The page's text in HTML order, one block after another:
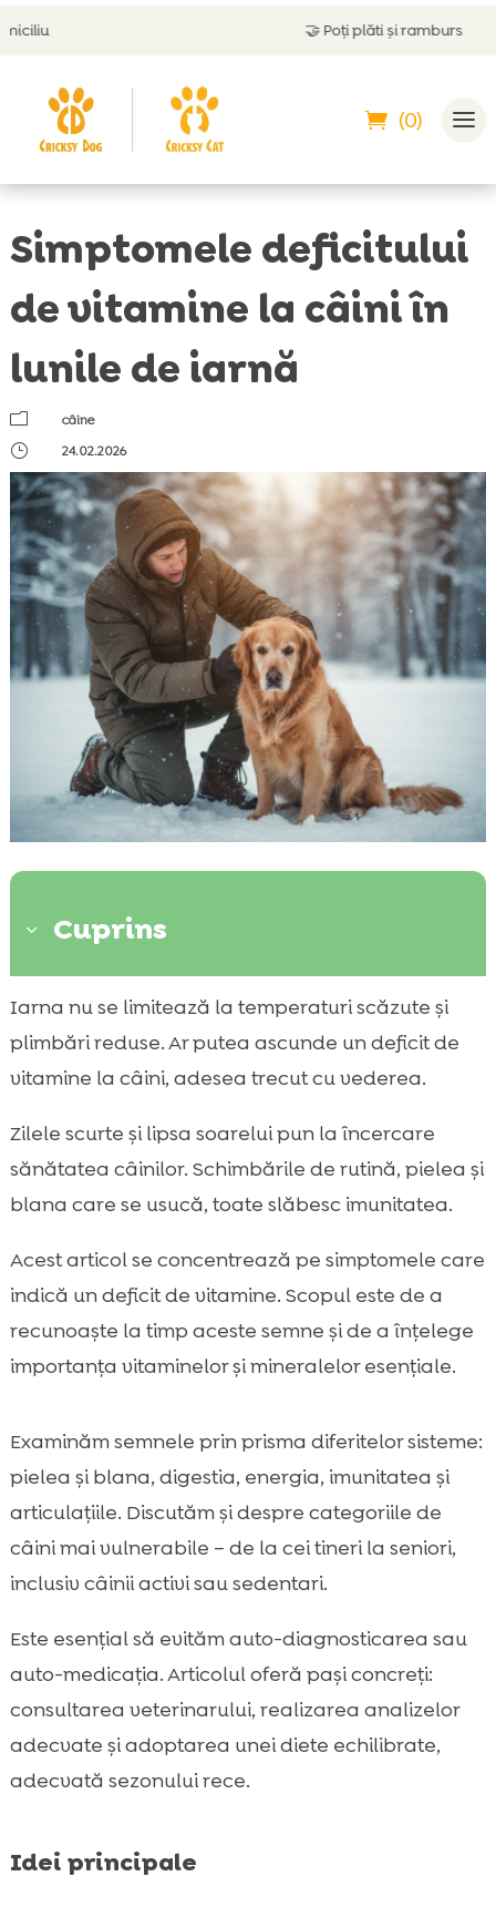
Poți plăti și ramburs
(0)
Simptomele deficitului
de vitamine la câini în
lunile de iarnă
m
câine
}
24.02.2026
3 Cuprins
 De ce apar mai des carențele de vitamine
la câini iarna
câine iarnă simptome deficit vitamine
deficit de vitamine
 Piele uscată, mătreață și blană ternă în
sezonul rece
lunile de iarnă
 Probleme digestive și apetit instabil
 Oboseală, apatie și schimbări de
comportament
Vulnerabilități pe grupe de vârstă și stil de
viață

Diagnostic corect: cum confirmăm deficitul
de vitamine
 Prevenție prin alimentație: cum alegem o

Recomandările noastre: CricksyDog și
suplimente utile pentru iarnă
 Concluzie
 FAQ
Iarna nu se limitează la temperaturi scăzute și
plimbări reduse. Ar putea ascunde un deficit de
vitamine la câini, adesea trecut cu vederea.
Zilele scurte și lipsa soarelui pun la încercare
sănătatea câinilor. Schimbările de rutină, pielea și
blana care se usucă, toate slăbesc imunitatea.
Acest articol se concentrează pe simptomele care
indică un deficit de vitamine. Scopul este de a
recunoaște la timp aceste semne și de a înțelege
importanța vitaminelor și mineralelor esențiale.
Examinăm semnele prin prisma diferitelor sisteme:
pielea și blana, digestia, energia, imunitatea și
articulațiile. Discutăm și despre categoriile de
câini mai vulnerabile – de la cei tineri la seniori,
inclusiv câinii activi sau sedentari.
Este esențial să evităm auto-diagnosticarea sau
auto-medicația. Articolul oferă pași concreți:
consultarea veterinarului, realizarea analizelor
adecvate și adoptarea unei diete echilibrate,
adecvată sezonului rece.
Idei principale